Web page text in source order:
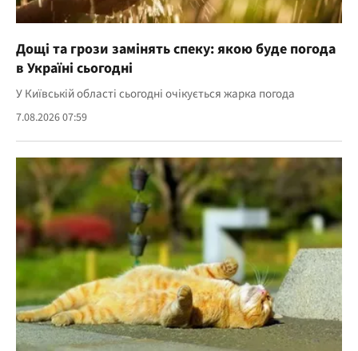
Дощі та грози замінять спеку: якою буде погода
в Україні сьогодні
У Київській області сьогодні очікується жарка погода
7.08.2026 07:59